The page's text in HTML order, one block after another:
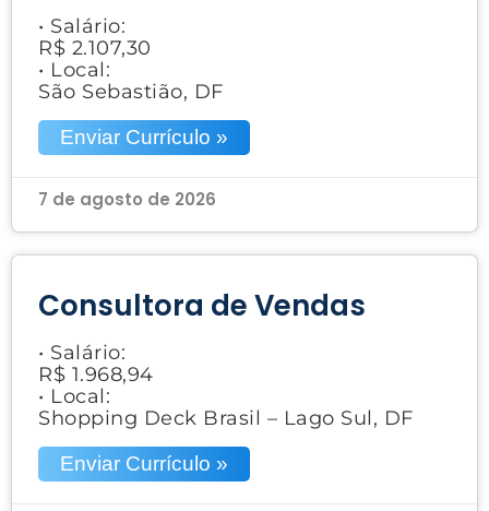
• Salário:
R$ 2.107,30
• Local:
São Sebastião, DF
Enviar Currículo »
7 de agosto de 2026
Consultora de Vendas
• Salário:
R$ 1.968,94
• Local:
Shopping Deck Brasil – Lago Sul, DF
Enviar Currículo »